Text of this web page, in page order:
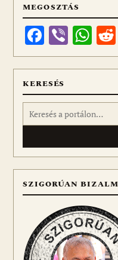
MEGOSZTÁS
Viber
KERESÉS
Keresés:
SZIGORÚAN